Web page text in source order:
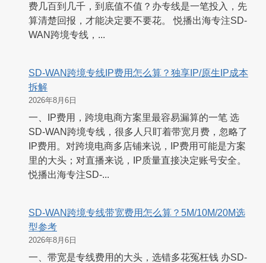
费几百到几千，到底值不值？办专线是一笔投入，先
算清楚回报，才能决定要不要花。 悦播出海专注SD-
WAN跨境专线，...
SD-WAN跨境专线IP费用怎么算？独享IP/原生IP成本
拆解
2026年8月6日
一、IP费用，跨境电商方案里最容易漏算的一笔 选
SD-WAN跨境专线，很多人只盯着带宽月费，忽略了
IP费用。对跨境电商多店铺来说，IP费用可能是方案
里的大头；对直播来说，IP质量直接决定账号安全。
悦播出海专注SD-...
SD-WAN跨境专线带宽费用怎么算？5M/10M/20M选
型参考
2026年8月6日
一、带宽是专线费用的大头，选错多花冤枉钱 办SD-